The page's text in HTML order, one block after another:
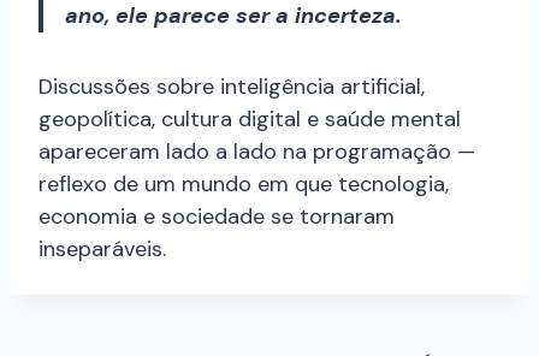
ano, ele parece ser a incerteza.
Discussões sobre inteligência artificial,
geopolítica, cultura digital e saúde mental
apareceram lado a lado na programação —
reflexo de um mundo em que tecnologia,
economia e sociedade se tornaram
inseparáveis.